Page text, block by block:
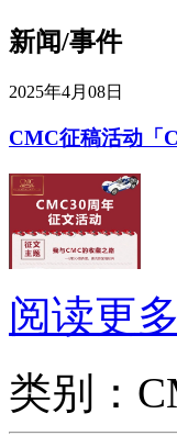
新闻/事件
2025年4月08日
CMC征稿活动「
阅读更多
类别：